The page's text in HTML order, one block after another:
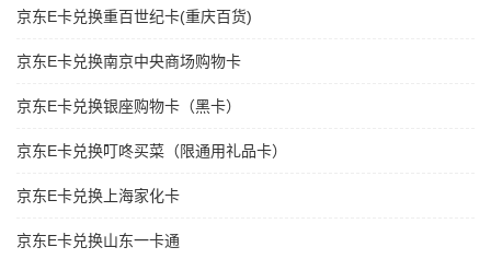
京东E卡兑换重百世纪卡(重庆百货)
京东E卡兑换南京中央商场购物卡
京东E卡兑换银座购物卡（黑卡）
京东E卡兑换叮咚买菜（限通用礼品卡）
京东E卡兑换上海家化卡
京东E卡兑换山东一卡通